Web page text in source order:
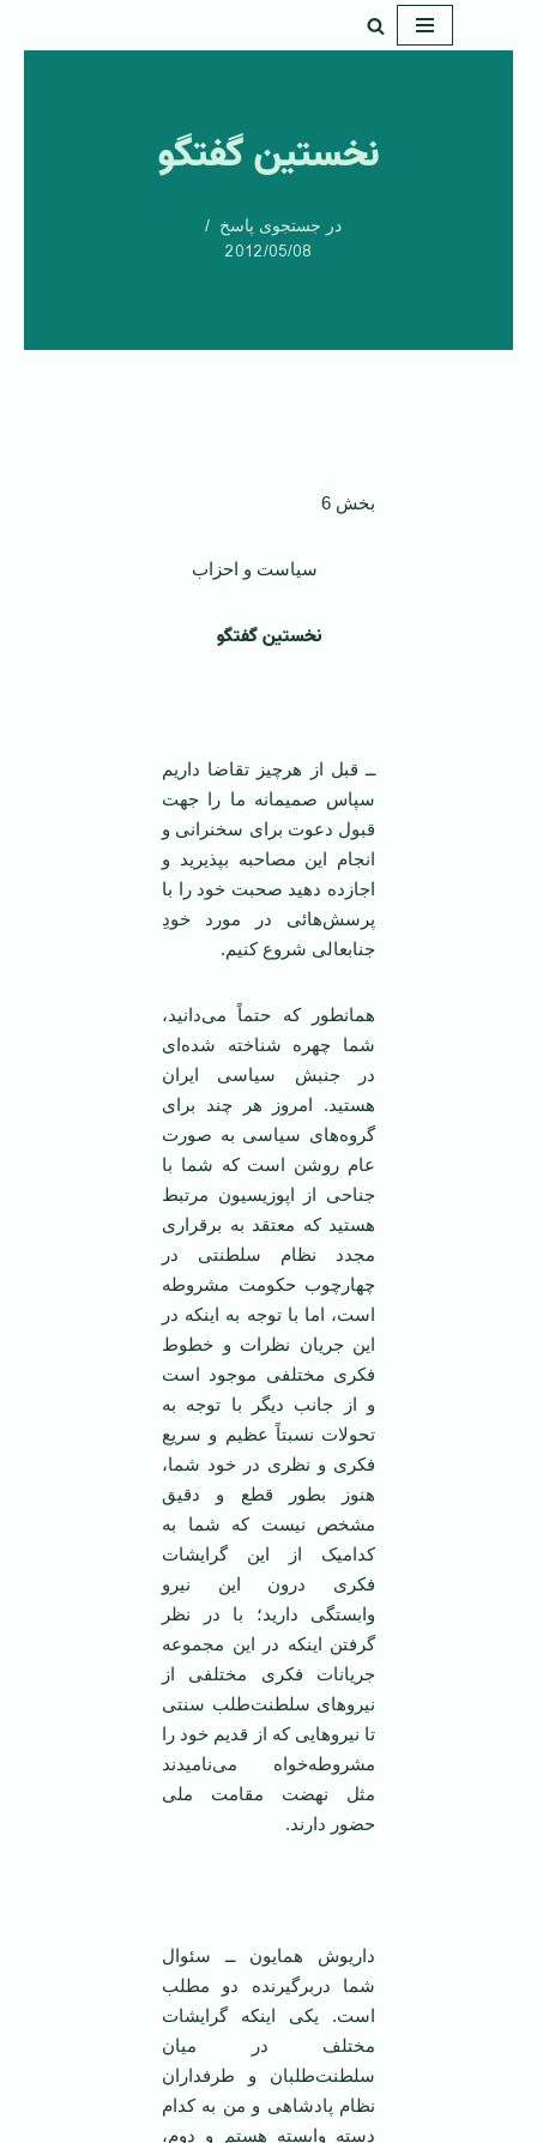
نخستین گفتگو
در جستجوی پاسخ
2012/05/08
بخش 6
سیاست و احزاب
نخستین گفتگو
ــ قبل از هرچیز تقاضا داریم
سپاس صمیمانه ما را جهت
قبول دعوت برای سخنرانی و
انجام این مصاحبه بپذیرید و
اجازده دهید صحبت خود را با
پرسش‌هائی در مورد خودِ
جنابعالی شروع کنیم.
همانطور که حتماً می‌دانید،
شما چهره شناخته شده‌ای
در جنبش سیاسی ایران
هستید. امروز هر چند برای
گروه‌های سیاسی به صورت
عام روشن است که شما با
جناحی از اپوزیسیون مرتبط
هستید که معتقد به برقراری
مجدد نظام سلطنتی در
چهارچوب حکومت مشروطه
است، اما با توجه به اینکه در
این جریان نظرات و خطوط
فکری مختلفی موجود است
و از جانب دیگر با توجه به
تحولات نسبتاً عظیم و سریع
فکری و نظری در خود شما،
هنوز بطور قطع و دقیق
مشخص نیست که شما به
کدامیک از این گرایشات
فکری درون این نیرو
وابستگی دارید؛ با در نظر
گرفتن اینکه در این مجموعه
جریانات فکری مختلفی از
نیروهای سلطنت‌طلب سنتی
تا نیروهایی که از قدیم خود را
مشروطه‌خواه می‌نامیدند
مثل نهضت مقامت ملی
حضور دارند.
داریوش همایون ــ سئوال
شما دربرگیرنده دو مطلب
است. یکی اینکه گرایشات
مختلف در میان
سلطنت‌طلبان و طرفداران
نظام پادشاهی و من به کدام
دسته وابسته هستم و دوم،